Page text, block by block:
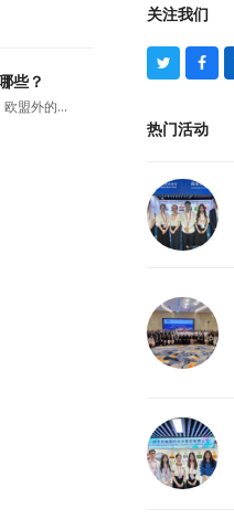
些？
欧盟外的…
关注我们
T
w
t
t
F
a
b
热门活动